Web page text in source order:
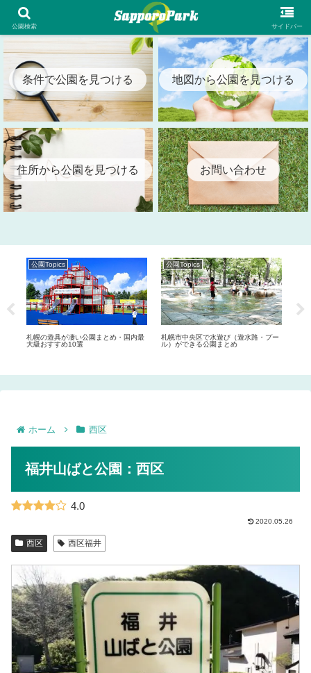
札幌市内の全公園情報を検索出来る札幌パーク（SapporoPark）
条件で公園を見つける 地図から公園を見つける
住所から公園を見つける お問い合わせ
公園Topics
札幌の遊具が凄い公園まとめ・国内最
大級おすすめ10選
公園Topics
札幌市中央区で水遊び（遊水路・プー
ル）ができる公園まとめ
ホーム 西区
福井山ばと公園：西区
4.0
2020.05.26
西区 西区福井
公園検索 サイドバー